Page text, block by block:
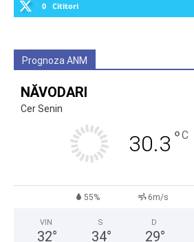
0 Cititori
Prognoza ANM
NĂVODARI
Cer Senin
30.3 °C
55% 6m/s
VIN
32°
S
34°
D
29°